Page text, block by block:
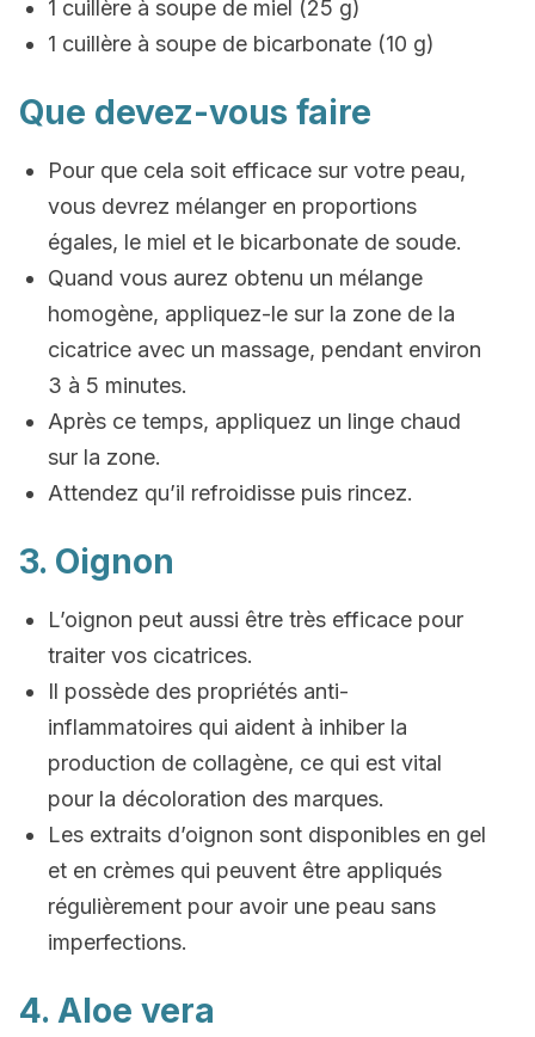
1 cuillère à soupe de miel (25 g)
1 cuillère à soupe de bicarbonate (10 g)
Que devez-vous faire
Pour que cela soit efficace sur votre peau,
vous devrez mélanger en proportions
égales, le miel et le bicarbonate de soude.
Quand vous aurez obtenu un mélange
homogène, appliquez-le sur la zone de la
cicatrice avec un massage, pendant environ
3 à 5 minutes.
Après ce temps, appliquez un linge chaud
sur la zone.
Attendez qu’il refroidisse puis rincez.
3. Oignon
L’oignon peut aussi être très efficace pour
traiter vos cicatrices.
Il possède des propriétés anti-
inflammatoires qui aident à inhiber la
production de collagène, ce qui est vital
pour la décoloration des marques.
Les extraits d’oignon sont disponibles en gel
et en crèmes qui peuvent être appliqués
régulièrement pour avoir une peau sans
imperfections.
4. Aloe vera